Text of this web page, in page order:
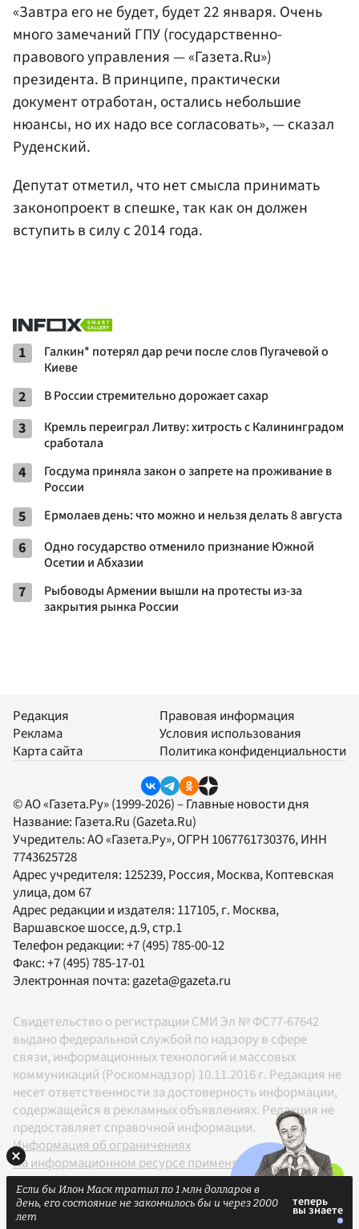
«Завтра его не будет, будет 22 января. Очень
много замечаний ГПУ (государственно-
правового управления — «Газета.Ru»)
президента. В принципе, практически
документ отработан, остались небольшие
нюансы, но их надо все согласовать», — сказал
Руденский.
Депутат отметил, что нет смысла принимать
законопроект в спешке, так как он должен
вступить в силу с 2014 года.
1
Галкин* потерял дар речи после слов Пугачевой о
Киеве
2 В России стремительно дорожает сахар
3
Кремль переиграл Литву: хитрость с Калининградом
сработала
4
Госдума приняла закон о запрете на проживание в
России
5 Ермолаев день: что можно и нельзя делать 8 августа
6
Одно государство отменило признание Южной
Осетии и Абхазии
7
Рыбоводы Армении вышли на протесты из-за
закрытия рынка России
Редакция
Реклама
Карта сайта
Правовая информация
Условия использования
Политика конфиденциальности
© АО «Газета.Ру» (1999-2026) – Главные новости дня
Название: Газета.Ru (Gazeta.Ru)
Учредитель:АО «Газета.Ру», ОГРН 1067761730376, ИНН
7743625728
Адрес учредителя: 125239, Россия, Москва, Коптевская
улица, дом 67
Адрес редакции и издателя: 117105, г. Москва,
Варшавское шоссе, д.9, стр.1
Телефон редакции:+7 (495) 785-00-12
Факс:+7 (495) 785-17-01
Электронная почта:gazeta@gazeta.ru
Свидетельство о регистрации СМИ Эл № ФС77-67642
выдано федеральной службой по надзору в сфере
связи, информационных технологий и массовых
коммуникаций (Роскомнадзор) 10.11.2016 г. Редакция не
несет ответственности за достоверность информации,
содержащейся в рекламных объявлениях. Редакция не
предоставляет справочной информации.
Информация об ограничениях
На информационном ресурсе применяются
рекомендательные технологии в соответствии с
Правилами
Если бы Илон Маск тратил по 1 млн долларов в
день, его состояние не закончилось бы и через 2000
лет